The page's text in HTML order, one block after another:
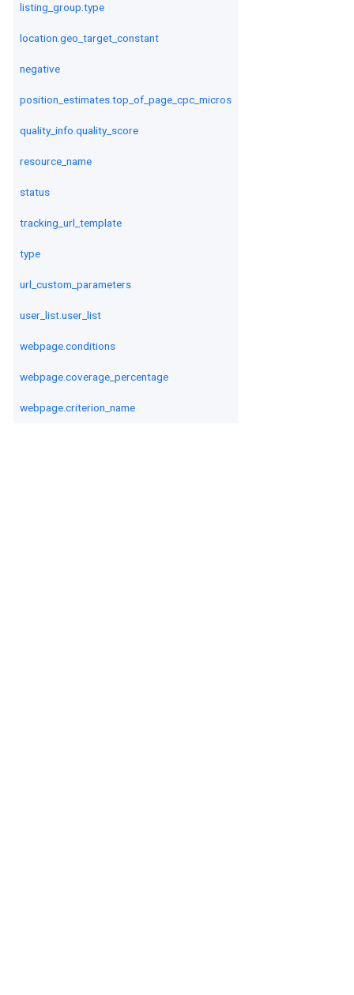
listing_group.type
location.geo_target_constant
negative
position_estimates.top_of_page_cpc_micros
quality_info.quality_score
resource_name
status
tracking_url_template
type
url_custom_parameters
user_list.user_list
webpage.conditions
webpage.coverage_percentage
webpage.criterion_name